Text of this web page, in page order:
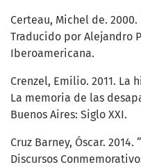
Certeau, Michel de.
Traducido por Alejandro
Iberoamericana.
Crenzel, Emilio. 2011. La
La memoria de las
Buenos Aires: Siglo XXI.
Cruz Barney, Óscar. 2014.
Discursos